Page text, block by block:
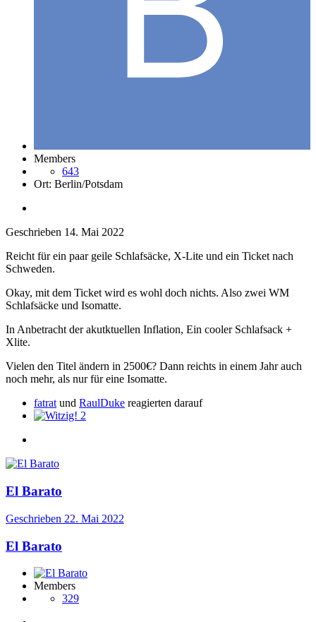
Members
643
Ort: Berlin/Potsdam
Geschrieben 14. Mai 2022
Reicht für ein paar geile Schlafsäcke, X-Lite und ein Ticket nach
Schweden.
Okay, mit dem Ticket wird es wohl doch nichts. Also zwei WM
Schlafsäcke und Isomatte.
In Anbetracht der akutktuellen Inflation, Ein cooler Schlafsack +
Xlite.
Vielen den Titel ändern in 2500€? Dann reichts in einem Jahr auch
noch mehr, als nur für eine Isomatte.
fatrat und RaulDuke reagierten darauf
2
El Barato
Geschrieben 22. Mai 2022
El Barato
Members
329